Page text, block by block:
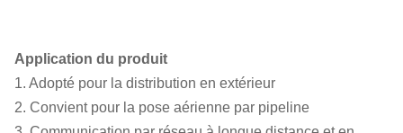
Application du produit
1. Adopté pour la distribution en extérieur
2. Convient pour la pose aérienne par pipeline